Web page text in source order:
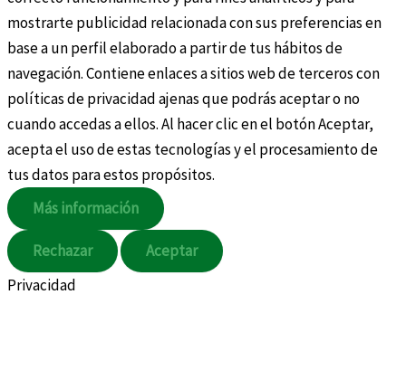
mostrarte publicidad relacionada con sus preferencias en
base a un perfil elaborado a partir de tus hábitos de
navegación. Contiene enlaces a sitios web de terceros con
políticas de privacidad ajenas que podrás aceptar o no
cuando accedas a ellos. Al hacer clic en el botón Aceptar,
acepta el uso de estas tecnologías y el procesamiento de
tus datos para estos propósitos.
Más información
Rechazar
Aceptar
Privacidad